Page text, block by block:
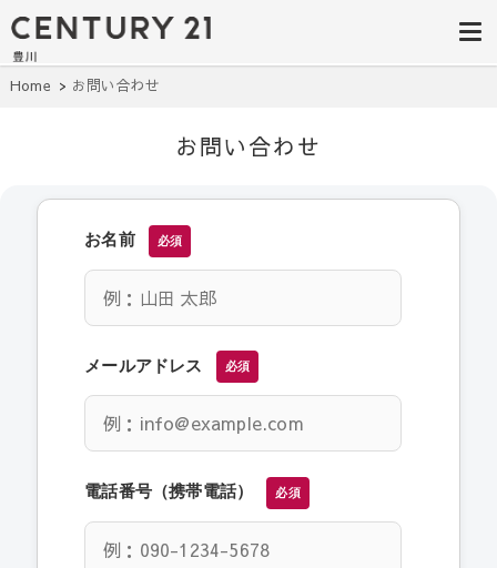
豊田市の中古
住宅・土地・
リノベ物件探
し｜センチュ
建て・土地探しはセンチュリー21豊
川へ。豊田市内の最新物件情報を随
時更新中！駅近、建築条件無し、ペ
ット可、学区別など、お客様のこだ
Home お問い合わせ
お問い合わせ
お名前 必須
メールアドレス 必須
電話番号（携帯電話） 必須